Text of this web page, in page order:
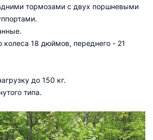
тормозами с двух поршневыми
колеса 18 дюймов, переднего - 21
до 150 кг.
типа.